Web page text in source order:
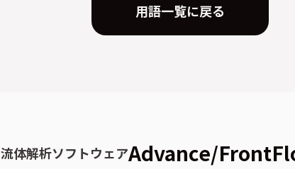
用語一覧に戻る
流体解析ソフトウェアAdvance/